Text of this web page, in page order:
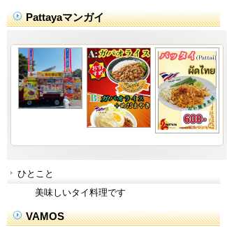
Pattayaマンガイ
ひとこと
美味しいタイ料理です
VAMOS